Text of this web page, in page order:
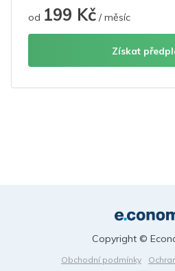
od 199 Kč / měsíc
Získat
Obchodní podmínky
Copyright ©